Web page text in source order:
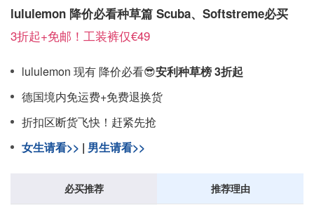
lululemon 降价必看种草篇 Scuba、Softstreme必买
3折起+免邮！工装裤仅€49
lululemon 现有 降价必看😎安利种草榜 3折起
德国境内免运费+免费退换货
折扣区断货飞快！赶紧先抢
女生请看>> | 男生请看>>
必买推荐 推荐理由